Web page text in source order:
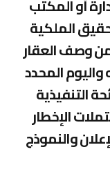
أو المكتب
الملكية
وصف العقار
المحدد
التنفيذية
الإخطار
والنموذج